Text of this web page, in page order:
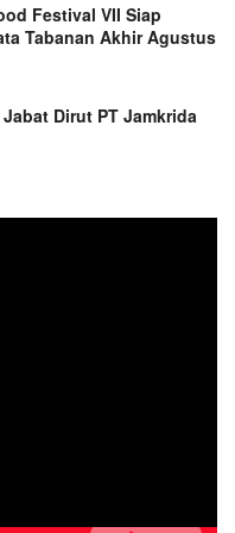
Festival VII Siap
Tabanan Akhir Agustus
Dirut PT Jamkrida